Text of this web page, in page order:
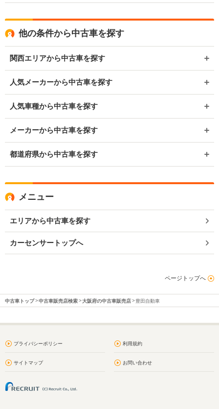
他の条件から中古車を探す
関西エリアから中古車を探す
人気メーカーから中古車を探す
人気車種から中古車を探す
メーカーから中古車を探す
都道府県から中古車を探す
メニュー
エリアから中古車を探す
カーセンサートップへ
ページトップへ
中古車トップ 中古車販売店検索 大阪府の中古車販売店 豊田自動車
プライバシーポリシー 利用規約
サイトマップ お問い合わせ